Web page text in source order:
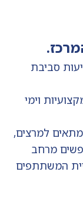
סביבת
וימי
למרצים,
מרחב
המשתתפים